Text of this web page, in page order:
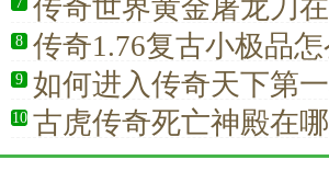
传奇世界黄金屠龙刀
8 传奇1.76复古小极品
9 如何进入传奇天下第
10 古虎传奇死亡神殿在